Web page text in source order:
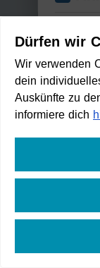
Gut
Min. /
Dürfen wir
Wir verwenden
dein
Auskünfte zu
informiere dich